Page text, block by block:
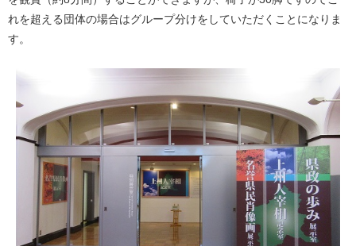
れを超える団体の場合はグループ分けをしていただくことになりま
す。